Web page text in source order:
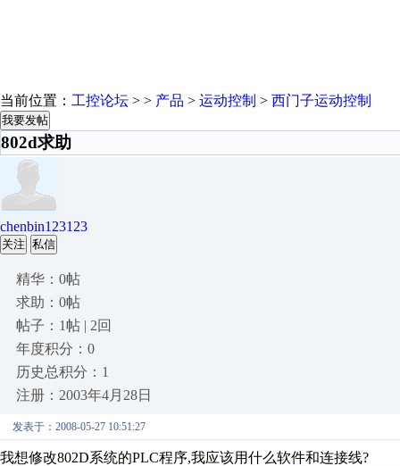
当前位置： 工控论坛 > > 产品 > 运动控制 > 西门子运动控制
我要发帖
802d求助
chenbin123123
关注 私信
精华：0帖
求助：0帖
帖子：1帖 | 2回
年度积分：0
历史总积分：1
注册：2003年4月28日
发表于：2008-05-27 10:51:27
我想修改802D系统的PLC程序,我应该用什么软件和连接线?